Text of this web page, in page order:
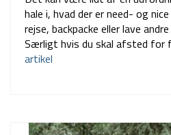
hale i, hvad der er need- og
rejse, backpacke eller lave
Særligt hvis du skal afsted for
artikel